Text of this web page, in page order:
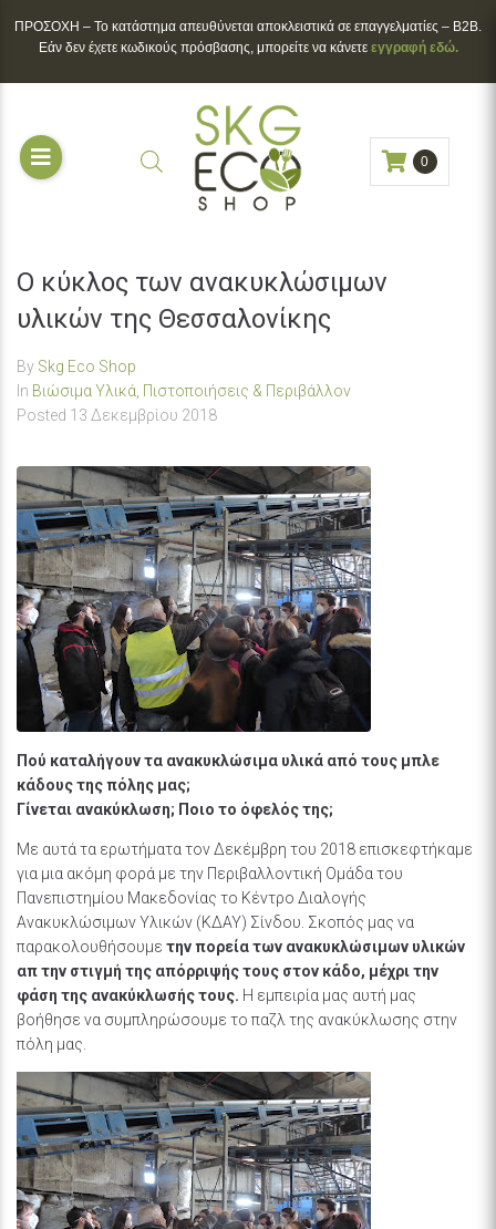
ΠΡΟΣΟΧΗ – To κατάστημα απευθύνεται αποκλειστικά σε επαγγελματίες – B2B.
Εάν δεν έχετε κωδικούς πρόσβασης, μπορείτε να κάνετε εγγραφή εδώ.
0
Ο κύκλος των ανακυκλώσιμων
υλικών της Θεσσαλονίκης
By Skg Eco Shop
In Βιώσιμα Υλικά, Πιστοποιήσεις & Περιβάλλον
Posted 13 Δεκεμβρίου 2018
Πού καταλήγουν τα ανακυκλώσιμα υλικά από τους μπλε
κάδους της πόλης μας;
Γίνεται ανακύκλωση; Ποιο το όφελός της;
Με αυτά τα ερωτήματα τον Δεκέμβρη του 2018 επισκεφτήκαμε
για μια ακόμη φορά με την Περιβαλλοντική Ομάδα του
Πανεπιστημίου Μακεδονίας το Κέντρο Διαλογής
Ανακυκλώσιμων Υλικών (ΚΔΑΥ) Σίνδου. Σκοπός μας να
παρακολουθήσουμε την πορείατων ανακυκλώσιμων υλικών
απ την στιγμή της απόρριψής τους στον κάδο, μέχρι την
φάση της ανακύκλωσής τους. Η εμπειρία μας αυτή μας
βοήθησε να συμπληρώσουμε το παζλ της ανακύκλωσης στην
πόλη μας.